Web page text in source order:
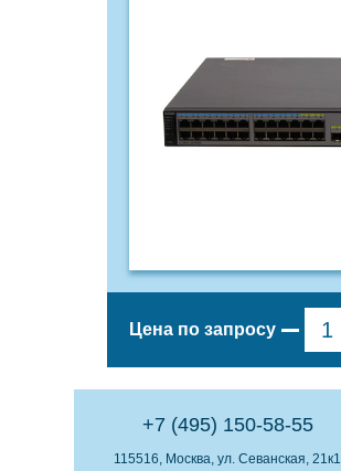
Цена по запросу
+7 (495) 150-58-55
115516, Москва, ул. Севанская, 21к1